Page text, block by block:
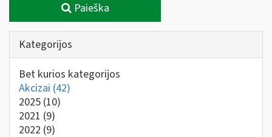
Paieška
Kategorijos
Bet kurios kategorijos
Akcizai (42)
2025 (10)
2021 (9)
2022 (9)